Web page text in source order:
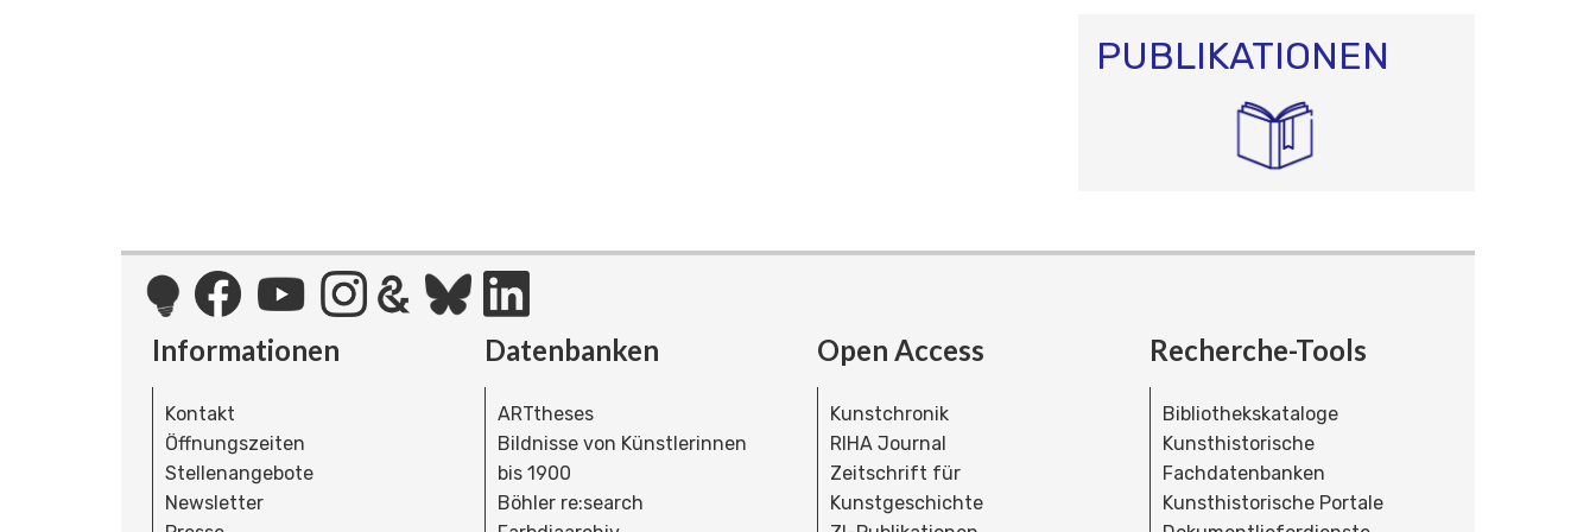
PUBLIKATIONEN
Informationen
Kontakt
Öffnungszeiten
Stellenangebote
Newsletter
Datenbanken
ARTtheses
Bildnisse von Künstlerinnen
bis 1900
Böhler re:search
Open Access
Kunstchronik
RIHA Journal
Zeitschrift für
Kunstgeschichte
Recherche-Tools
Bibliothekskataloge
Kunsthistorische
Fachdatenbanken
Kunsthistorische Portale